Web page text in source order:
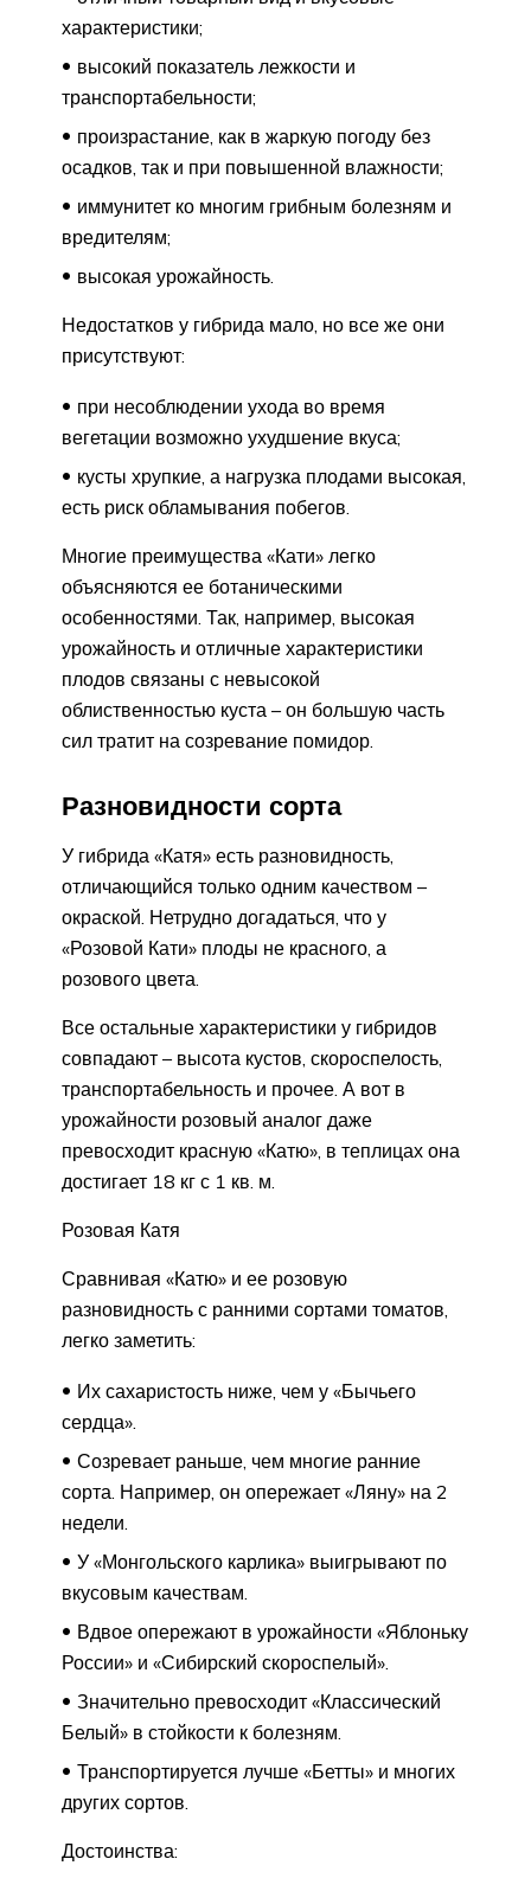
характеристики;
высокий показатель лежкости и
транспортабельности;
произрастание, как в жаркую погоду без
осадков, так и при повышенной влажности;
иммунитет ко многим грибным болезням и
вредителям;
высокая урожайность.
Недостатков у гибрида мало, но все же они
присутствуют:
при несоблюдении ухода во время
вегетации возможно ухудшение вкуса;
кусты хрупкие, а нагрузка плодами высокая,
есть риск обламывания побегов.
Многие преимущества «Кати» легко
объясняются ее ботаническими
особенностями. Так, например, высокая
урожайность и отличные характеристики
плодов связаны с невысокой
облиственностью куста – он большую часть
сил тратит на созревание помидор.
Разновидности сорта
У гибрида «Катя» есть разновидность,
отличающийся только одним качеством –
окраской. Нетрудно догадаться, что у
«Розовой Кати» плоды не красного, а
розового цвета.
Все остальные характеристики у гибридов
совпадают – высота кустов, скороспелость,
транспортабельность и прочее. А вот в
урожайности розовый аналог даже
превосходит красную «Катю», в теплицах она
достигает 18 кг с 1 кв. м.
Розовая Катя
Сравнивая «Катю» и ее розовую
разновидность с ранними сортами томатов,
легко заметить:
Их сахаристость ниже, чем у «Бычьего
сердца».
Созревает раньше, чем многие ранние
сорта. Например, он опережает «Ляну» на 2
недели.
У «Монгольского карлика» выигрывают по
вкусовым качествам.
Вдвое опережают в урожайности «Яблоньку
России» и «Сибирский скороспелый».
Значительно превосходит «Классический
Белый» в стойкости к болезням.
Транспортируется лучше «Бетты» и многих
других сортов.
Достоинства: